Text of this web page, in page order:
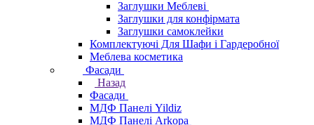
Заглушки Меблеві
Заглушки для конфірмата
Заглушки самоклейки
Комплектуючі Для Шафи і Гардеробної
Меблева косметика
Фасади
Назад
Фасади
МДФ Панелі Yildiz
МДФ Панелі Arkopa